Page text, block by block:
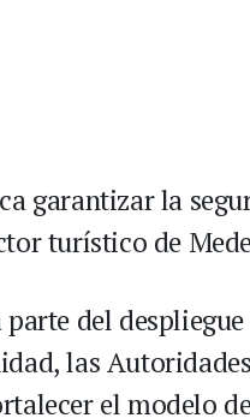
garantizar la
turístico de
del
las
el modelo